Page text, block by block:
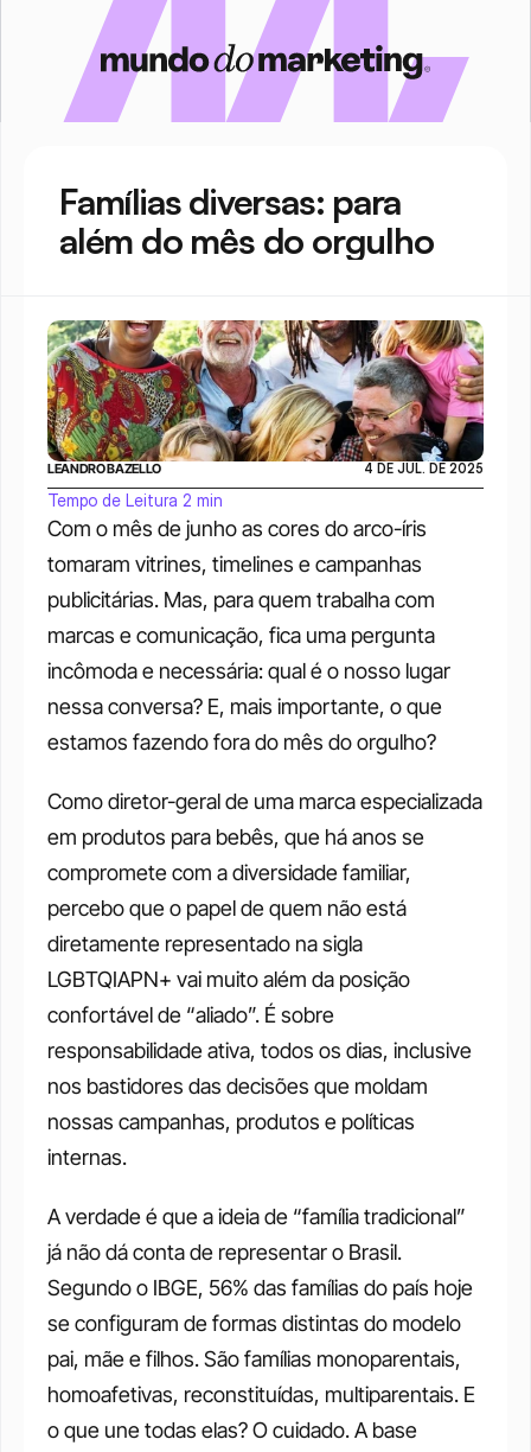
Famílias diversas: para
além do mês do orgulho
Com o mês de junho as cores do arco-íris
tomaram vitrines, timelines e campanhas
publicitárias. Mas, para quem trabalha com
marcas e comunicação, fica uma pergunta
incômoda e necessária: qual é o nosso lugar
nessa conversa? E, mais importante, o que
estamos fazendo fora do mês do orgulho?
Como diretor-geral de uma marca especializada
em produtos para bebês, que há anos se
compromete com a diversidade familiar,
percebo que o papel de quem não está
diretamente representado na sigla
LGBTQIAPN+ vai muito além da posição
confortável de “aliado”. É sobre
responsabilidade ativa, todos os dias, inclusive
nos bastidores das decisões que moldam
nossas campanhas, produtos e políticas
internas.
A verdade é que a ideia de “família tradicional”
já não dá conta de representar o Brasil.
Segundo o IBGE, 56% das famílias do país hoje
se configuram de formas distintas do modelo
pai, mãe e filhos. São famílias monoparentais,
homoafetivas, reconstituídas, multiparentais. E
o que une todas elas? O cuidado. A base
LEANDRO BAZELLO 4 DE JUL. DE 2025
Tempo de Leitura 2 min